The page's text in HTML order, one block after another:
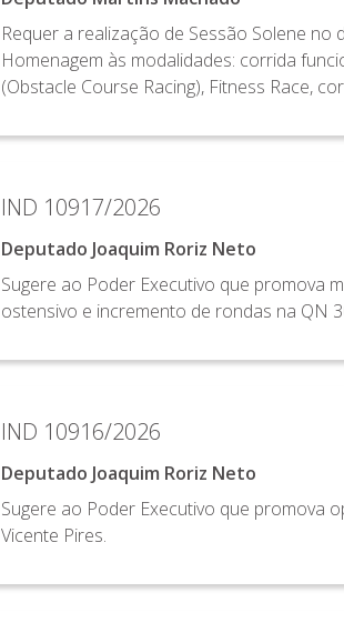
Requer a realização de Sessão Solene no
Homenagem às modalidades: corrida
(Obstacle Course Racing), Fitness Race,
IND 10917/2026
Deputado Joaquim Roriz Neto
Sugere ao Poder Executivo que promova
ostensivo e incremento de rondas na QN
IND 10916/2026
Deputado Joaquim Roriz Neto
Sugere ao Poder Executivo que promova
Vicente Pires.